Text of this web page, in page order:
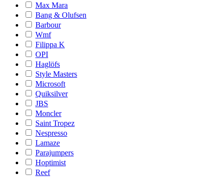
Max Mara
Bang & Olufsen
Barbour
Wmf
Filippa K
OPI
Haglöfs
Style Masters
Microsoft
Quiksilver
JBS
Moncler
Saint Tropez
Nespresso
Lamaze
Parajumpers
Hoptimist
Reef